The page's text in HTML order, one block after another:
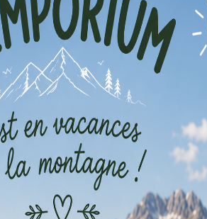
est à votre disposition dans le